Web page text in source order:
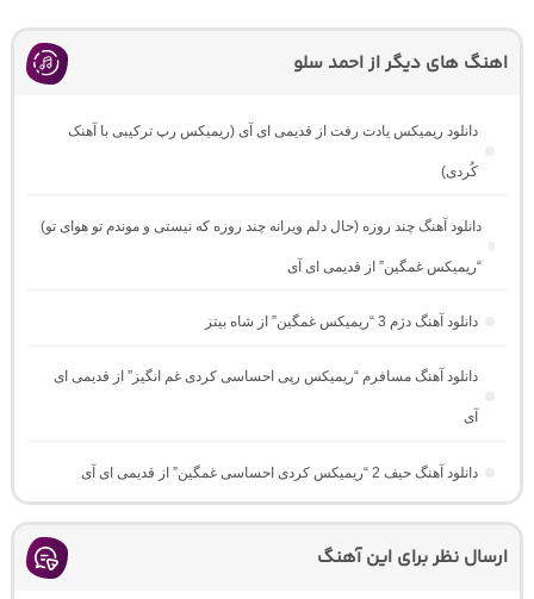
اهنگ های دیگر از احمد سلو
دانلود ریمیکس یادت رفت از قدیمی ای آی (ریمیکس رپ ترکیبی با آهنک
کُردی)
دانلود آهنگ چند روزه (حال دلم ویرانه چند روزه که نیستی و موندم تو هوای تو)
“ریمیکس غمگین” از قدیمی ای آی
دانلود آهنگ دژم 3 “ریمیکس غمگین” از شاه بیتز
دانلود آهنگ مسافرم “ریمیکس رپی احساسی کردی غم انگیز” از قدیمی ای
آی
دانلود آهنگ حیف 2 “ریمیکس کردی احساسی غمگین” از قدیمی ای آی
ارسال نظر برای این آهنگ